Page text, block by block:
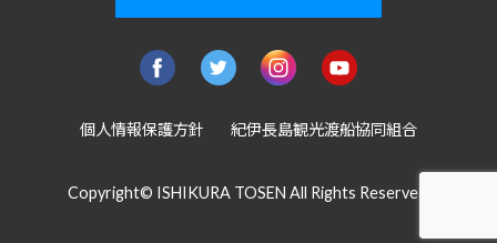
個人情報保護方針 紀伊長島観光渡船協同組合
Copyright© ISHIKURA TOSEN All Rights Reserved.